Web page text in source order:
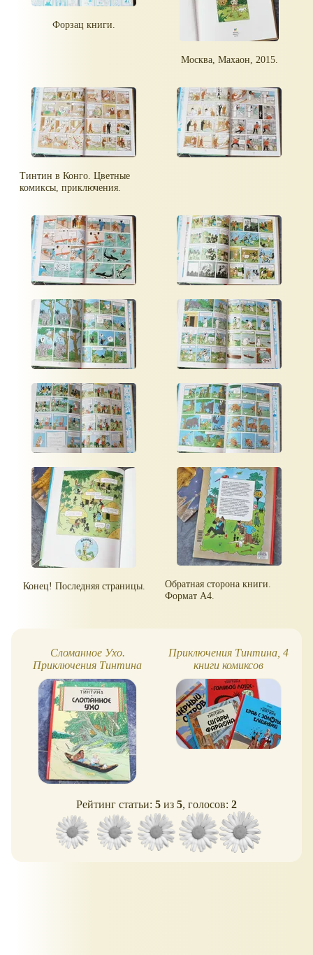
Форзац книги.
Москва, Махаон, 2015.
Тинтин в Конго. Цветные
комиксы, приключения.
Конец! Последняя страницы.
Обратная сторона книги.
Формат А4.
Сломанное Ухо.
Приключения Тинтина
Приключения Тинтина, 4
книги комиксов
Рейтинг статьи: 5 из 5, голосов: 2